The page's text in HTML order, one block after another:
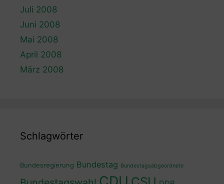
Juli 2008
Juni 2008
Mai 2008
April 2008
März 2008
Schlagwörter
Bundesregierung Bundestag Bundestagsabgeordnete